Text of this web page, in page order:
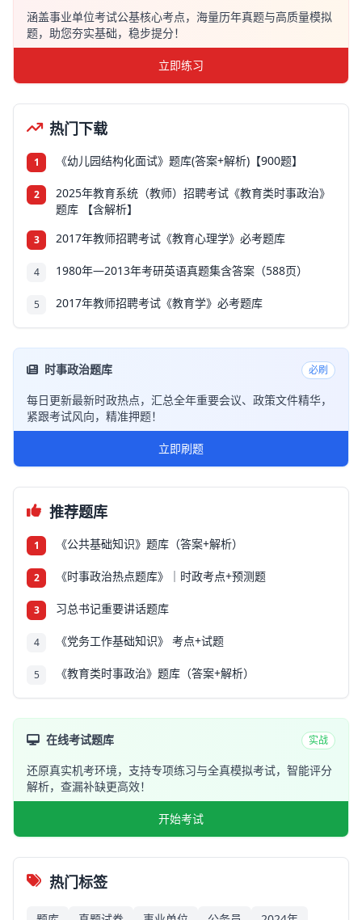
涵盖事业单位考试公基核心考点，海量历年真题与高质量模拟
题，助您夯实基础，稳步提分！
立即练习
热门下载
1 《幼儿园结构化面试》题库(答案+解析)【900题】
2
2025年教育系统（教师）招聘考试《教育类时事政治》
题库 【含解析】
3 2017年教师招聘考试《教育心理学》必考题库
4 1980年—2013年考研英语真题集含答案（588页）
5 2017年教师招聘考试《教育学》必考题库
时事政治题库 必刷
每日更新最新时政热点，汇总全年重要会议、政策文件精华，
紧跟考试风向，精准押题！
立即刷题
推荐题库
1 《公共基础知识》题库（答案+解析）
2 《时事政治热点题库》｜时政考点+预测题
3 习总书记重要讲话题库
4 《党务工作基础知识》 考点+试题
5 《教育类时事政治》题库（答案+解析）
在线考试题库 实战
还原真实机考环境，支持专项练习与全真模拟考试，智能评分
解析，查漏补缺更高效！
开始考试
热门标签